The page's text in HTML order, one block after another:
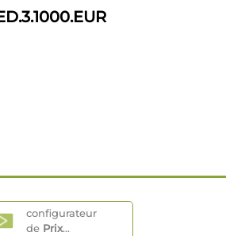
configurateur
de Prix...